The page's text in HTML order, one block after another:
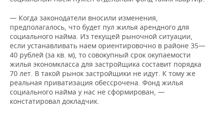
— Когда законодатели вносили изменения,
предполагалось, что будет пул жилья арендного для
социального найма. Из текущей рыночной ситуации,
если устанавливать наем ориентировочно в районе 35—
40 рублей (за кв. м), то совокупный срок окупаемости
жилья экономкласса для застройщика составит порядка
70 лет. В такой рынок застройщики не идут. К тому же
реальная приватизация обессрочена. Фонд жилья
социального найма у нас не сформирован, —
констатировал докладчик.